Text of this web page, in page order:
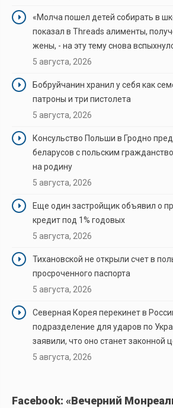
«Молча пошел детей собирать в
показал в Threads алименты,
жены, - на эту тему снова
5 августа, 2026
Бобруйчанин хранил у себя как
патроны и три пистолета
5 августа, 2026
Консульство Польши в Гродно
беларусов с польским
на родину
5 августа, 2026
Еще один застройщик объявил о
кредит под 1% годовых
5 августа, 2026
Тихановской не открыли счет в
просроченного паспорта
5 августа, 2026
Северная Корея перекинет в
подразделение для ударов по
заявили, что оно станет законной
5 августа, 2026
Facebook: «Вечерний